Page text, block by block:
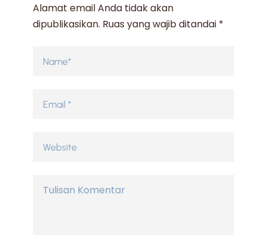
Alamat email Anda tidak akan
dipublikasikan. Ruas yang wajib ditandai *